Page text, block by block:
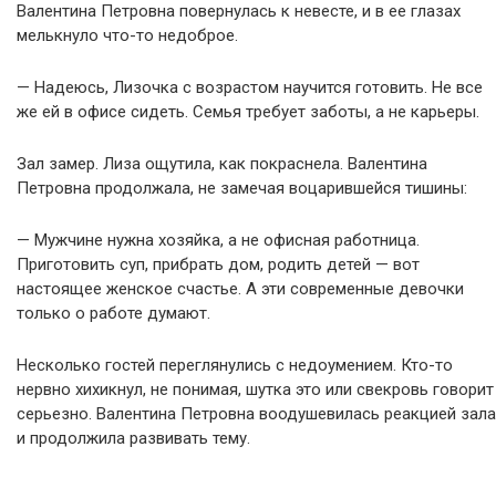
Валентина Петровна повернулась к невесте, и в ее глазах
мелькнуло что-то недоброе.
— Надеюсь, Лизочка с возрастом научится готовить. Не все
же ей в офисе сидеть. Семья требует заботы, а не карьеры.
Зал замер. Лиза ощутила, как покраснела. Валентина
Петровна продолжала, не замечая воцарившейся тишины:
— Мужчине нужна хозяйка, а не офисная работница.
Приготовить суп, прибрать дом, родить детей — вот
настоящее женское счастье. А эти современные девочки
только о работе думают.
Несколько гостей переглянулись с недоумением. Кто-то
нервно хихикнул, не понимая, шутка это или свекровь говорит
серьезно. Валентина Петровна воодушевилась реакцией зала
и продолжила развивать тему.